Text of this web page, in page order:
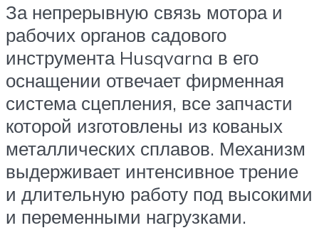
За непрерывную связь мотора и
рабочих органов садового
инструмента Husqvarna в его
оснащении отвечает фирменная
система сцепления, все запчасти
которой изготовлены из кованых
металлических сплавов. Механизм
выдерживает интенсивное трение
и длительную работу под высокими
и переменными нагрузками.